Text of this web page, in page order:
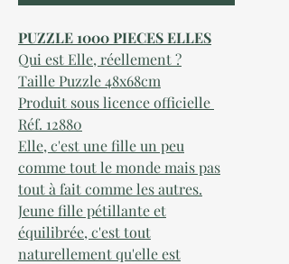
PUZZLE 1000 PIECES ELLES
Qui est Elle, réellement ?
Taille Puzzle 48x68cm
Produit sous licence officielle
Réf. 12880
Elle, c'est une fille un peu
comme tout le monde mais pas
tout à fait comme les autres.
Jeune fille pétillante et
équilibrée, c'est tout
naturellement qu'elle est